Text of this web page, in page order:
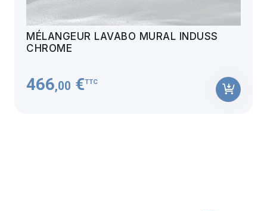
MÉLANGEUR LAVABO MURAL INDUSS
CHROME
466,00 €TTC